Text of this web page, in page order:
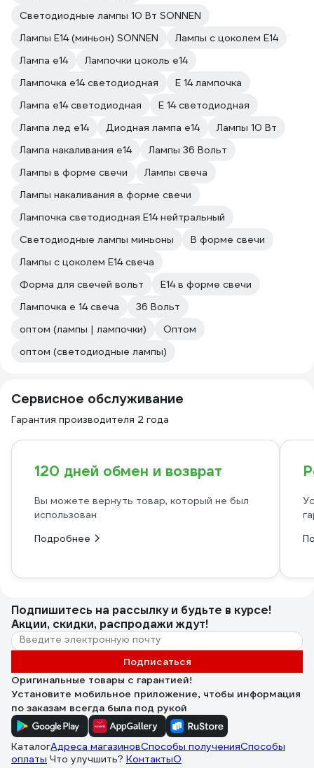
Светодиодные лампы 10 Вт SONNEN
Лампы Е14 (миньон) SONNEN
Лампы с цоколем Е14
Лампа е14
Лампочки цоколь е14
Лампочка е14 светодиодная
Е 14 лампочка
Лампа е14 светодиодная
Е 14 светодиодная
Лампа лед е14
Диодная лампа е14
Лампы 10 Вт
Лампа накаливания е14
Лампы 36 Вольт
Лампы в форме свечи
Лампы свеча
Лампы накаливания в форме свечи
Лампочка светодиодная E14 нейтральный
Светодиодные лампы миньоны
В форме свечи
Лампы с цоколем Е14 свеча
Форма для свечей вольт
E14 в форме свечи
Лампочка е 14 свеча
36 Вольт
оптом (лампы | лампочки)
Оптом
оптом (светодиодные лампы)
Сервисное обслуживание
Гарантия производителя 2 года
120 дней обмен и возврат
Вы можете вернуть товар, который не был
использован
Подробнее
Подпишитесь на рассылкуи будьте в курсе!
Акции, скидки, распродажи ждут!
Подписаться
Оригинальные товары с гарантией!
Установите мобильное приложение, чтобы информация
по заказам всегда была под рукой
КаталогАдреса магазиновСпособы полученияСпособы
оплаты Что улучшить? КонтактыО